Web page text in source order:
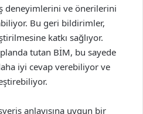
deneyimlerini ve önerilerini
Bu geri bildirimler,
katkı sağlıyor.
tutan BİM, bu sayede
iyi cevap verebiliyor ve
anlayışına uygun bir